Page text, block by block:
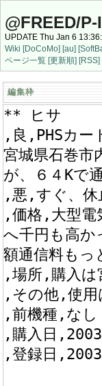
@FREED/
UPDATE Thu Jan 6
Wiki [DoCoMo] [au]
ページ一覧 [更新順] [RSS]
編集枠